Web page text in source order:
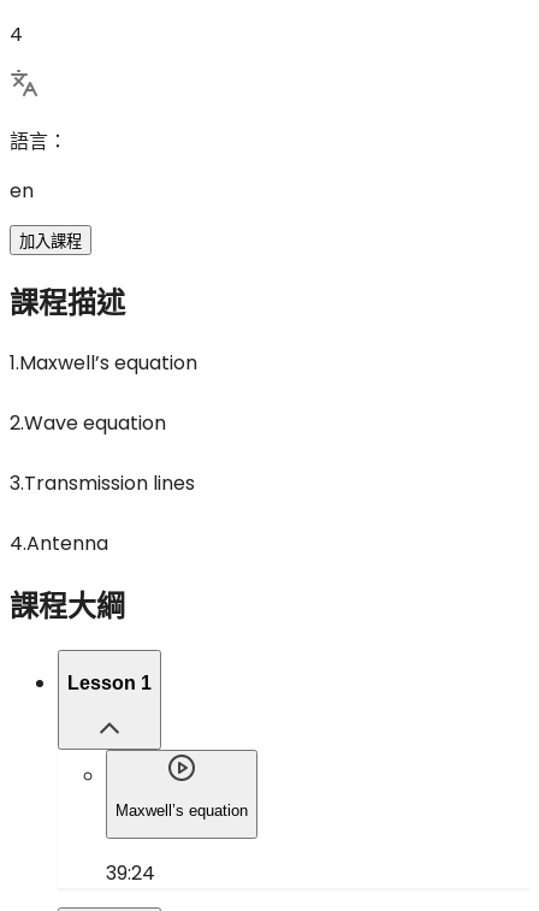
4
語言 ：
en
加入課程
課程描述
1.Maxwell’s equation
2.Wave equation
3.Transmission lines
4.Antenna
課程大綱
Lesson 1
Maxwell’s equation
39:24